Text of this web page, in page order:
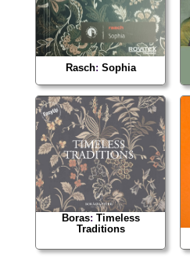
Rasch: Sophia
Boras: Timeless
Traditions